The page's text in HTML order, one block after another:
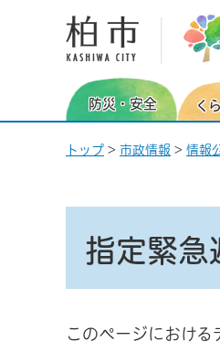
柏市 つづくを、つ
防災・安全 く
トップ > 市政情報 > 情報
指定緊急
このページにおける